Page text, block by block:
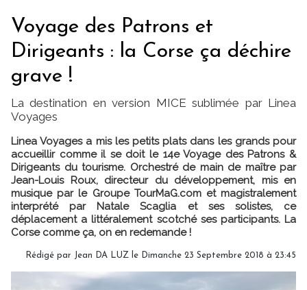
Voyage des Patrons et
Dirigeants : la Corse ça déchire
grave !
La destination en version MICE sublimée par Linea
Voyages
Linea Voyages a mis les petits plats dans les grands pour
accueillir comme il se doit le 14e Voyage des Patrons &
Dirigeants du tourisme. Orchestré de main de maître par
Jean-Louis Roux, directeur du développement, mis en
musique par le Groupe TourMaG.com et magistralement
interprété par Natale Scaglia et ses solistes, ce
déplacement a littéralement scotché ses participants. La
Corse comme ça, on en redemande !
Rédigé par Jean DA LUZ le Dimanche 23 Septembre 2018 à 23:45